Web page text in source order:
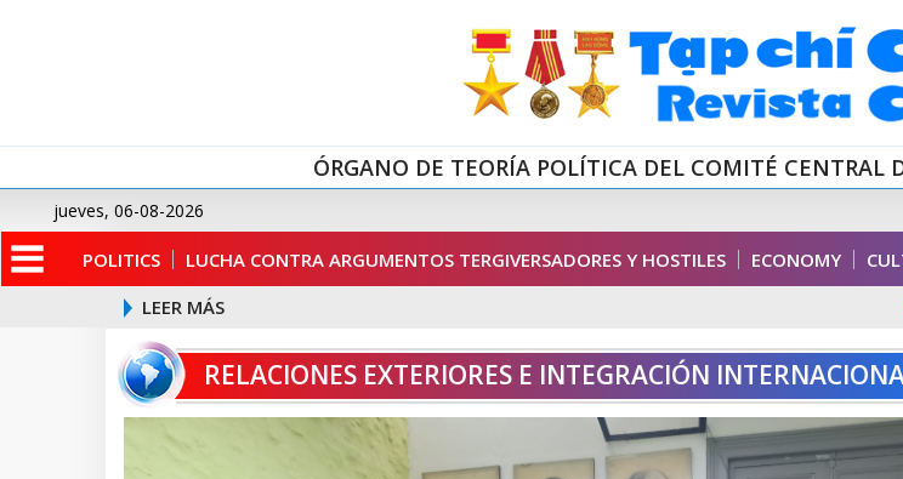
ÓRGANO DE TEORÍA POLÍTICA DEL COMITÉ
jueves, 06-08-2026
POLITICS LUCHA CONTRA ARGUMENTOS TERGIVERSADORES Y HOSTILES ECONOMY
LEER MÁS
RELACIONES EXTERIORES E INTEGRACIÓN